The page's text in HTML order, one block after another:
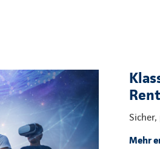
Mehr